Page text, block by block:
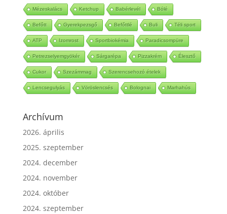
Mézeskalács Ketchup Babérlevél Bólé
Befőtt Gyerekpezsgő Befőttlé Buli Téli sport
ATP Izomrost Sportbiokémia Paradicsompüre
Petrezselyemgyökér Sárgarépa Pizzakrém Élesztő
Cukor Szezámmag Szerencsehozó ételek
Lencsegulyás Vöröslencsés Bolognai Marhahús
Archívum
2026. április
2025. szeptember
2024. december
2024. november
2024. október
2024. szeptember